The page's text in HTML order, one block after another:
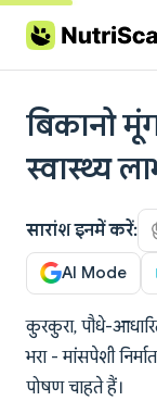
Skip to content
बिकानो
स्वास्थ्य
सारांश इनमें करें:
AI Mode
कुरकुरा, पौधे-
भरा - मांसपेशी
पोषण चाहते हैं।